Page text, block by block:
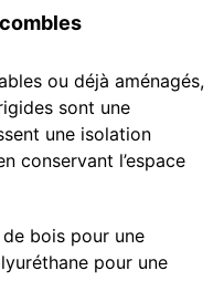
ou déjà aménagés,
sont une
une isolation
conservant l’espace
de bois pour une
pour une